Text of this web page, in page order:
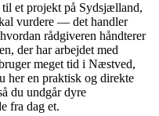
et projekt på Sydsjælland,
vurdere — det handler
rådgiveren håndterer
der har arbejdet med
meget tid i Næstved,
her en praktisk og direkte
du undgår dyre
fra dag et.